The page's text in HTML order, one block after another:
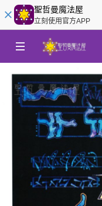
聖哲曼魔法屋
立刻使用官方APP